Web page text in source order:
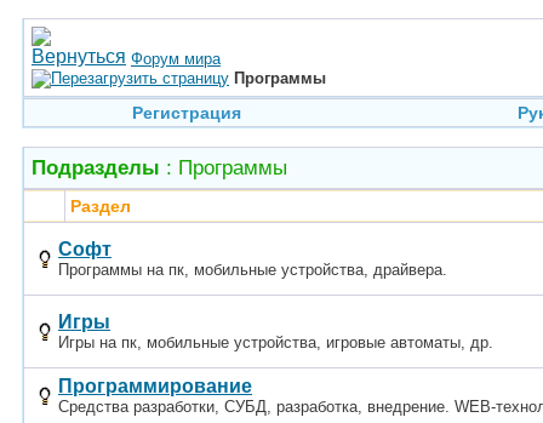
Форум мира
Программы
Регистрация
Подразделы : Программы
Раздел
Софт
Программы на пк, мобильные устройства, драйвера.
Игры
Игры на пк, мобильные устройства, игровые автоматы, др.
Программирование
Средства разработки, СУБД, разработка, внедрение. WEB-